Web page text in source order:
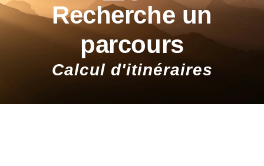
Recherche un
parcours
Calcul d'itinéraires